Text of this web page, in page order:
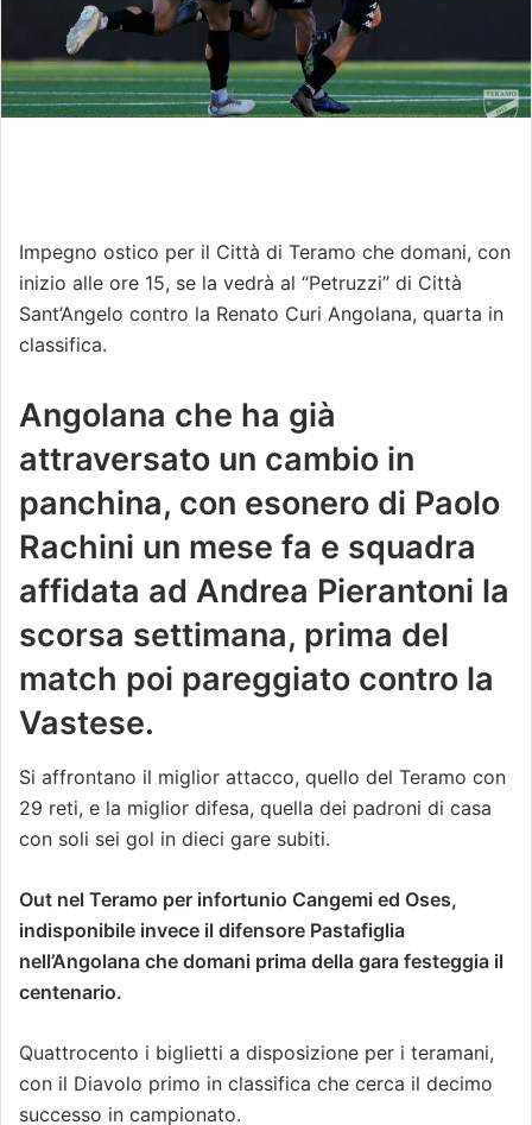
Impegno ostico per il Città di Teramo che domani, con
inizio alle ore 15, se la vedrà al “Petruzzi” di Città
Sant’Angelo contro la Renato Curi Angolana, quarta in
classifica.
Angolana che ha già
attraversato un cambio in
panchina, con esonero di Paolo
Rachini un mese fa e squadra
affidata ad Andrea Pierantoni la
scorsa settimana, prima del
match poi pareggiato contro la
Vastese.
Si affrontano il miglior attacco, quello del Teramo con
29 reti, e la miglior difesa, quella dei padroni di casa
con soli sei gol in dieci gare subiti.
Out nel Teramo per infortunio Cangemi ed Oses,
indisponibile invece il difensore Pastafiglia
nell’Angolana che domani prima della gara festeggia il
centenario.
Quattrocento i biglietti a disposizione per i teramani,
con il Diavolo primo in classifica che cerca il decimo
successo in campionato.